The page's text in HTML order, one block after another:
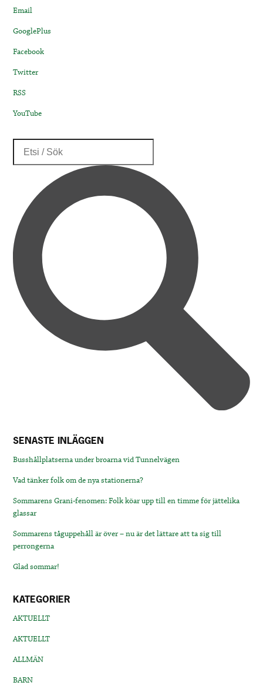
Email
GooglePlus
Facebook
Twitter
RSS
YouTube
SENASTE INLÄGGEN
Busshållplatserna under broarna vid Tunnelvägen
Vad tänker folk om de nya stationerna?
Sommarens Grani-fenomen: Folk köar upp till en timme för jättelika
glassar
Sommarens tåguppehåll är över – nu är det lättare att ta sig till
perrongerna
Glad sommar!
KATEGORIER
AKTUELLT
AKTUELLT
ALLMÄN
BARN